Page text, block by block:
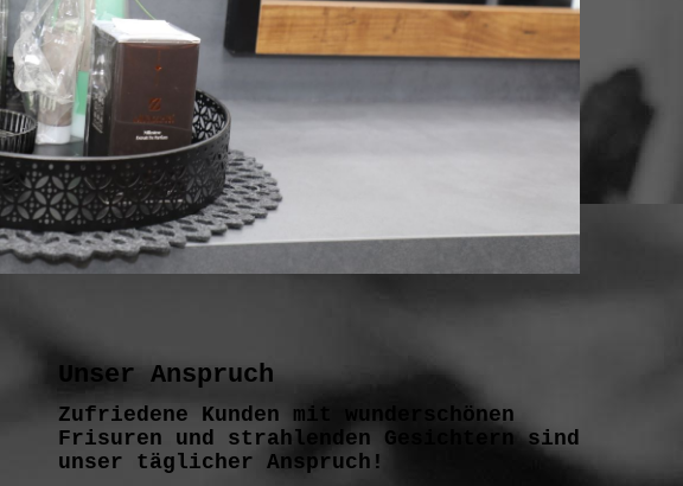
Unser Anspruch
Zufriedene Kunden mit wunderschönen
Frisuren und strahlenden Gesichtern sind
unser täglicher Anspruch!